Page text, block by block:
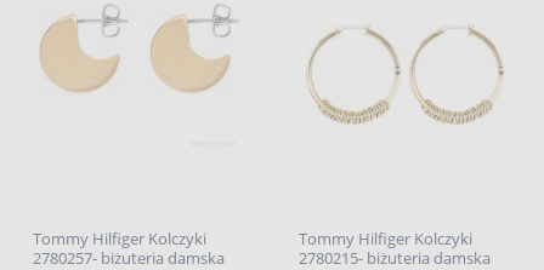
Tommy Hilfiger Kolczyki
2780257- biżuteria damska
Tommy Hilfiger Kolczyki
2780215- biżuteria damska